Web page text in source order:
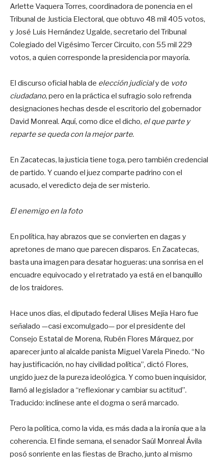
Arlette Vaquera Torres, coordinadora de ponencia en el
Tribunal de Justicia Electoral, que obtuvo 48 mil 405 votos,
y José Luis Hernández Ugalde, secretario del Tribunal
Colegiado del Vigésimo Tercer Circuito, con 55 mil 229
votos, a quien corresponde la presidencia por mayoría.
El discurso oficial habla de elección judicialy de voto
ciudadano, pero en la práctica el sufragio solo refrenda
designaciones hechas desde el escritorio del gobernador
David Monreal. Aquí, como dice el dicho, el que parte y
reparte se queda con la mejor parte.
En Zacatecas, la justicia tiene toga, pero también credencial
de partido. Y cuando el juez comparte padrino con el
acusado, el veredicto deja de ser misterio.
El enemigo en la foto
En política, hay abrazos que se convierten en dagas y
apretones de mano que parecen disparos. En Zacatecas,
basta una imagen para desatar hogueras: una sonrisa en el
encuadre equivocado y el retratado ya está en el banquillo
de los traidores.
Hace unos días, el diputado federal Ulises Mejía Haro fue
señalado —casi excomulgado— por el presidente del
Consejo Estatal de Morena, Rubén Flores Márquez, por
aparecer junto al alcalde panista Miguel Varela Pinedo. “No
hay justificación, no hay civilidad política”, dictó Flores,
ungido juez de la pureza ideológica. Y como buen inquisidor,
llamó al legislador a “reflexionar y cambiar su actitud”.
Traducido: inclínese ante el dogma o será marcado.
Pero la política, como la vida, es más dada a la ironía que a la
coherencia. El finde semana, el senador Saúl Monreal Ávila
posó sonriente en las fiestas de Bracho, junto al mismo